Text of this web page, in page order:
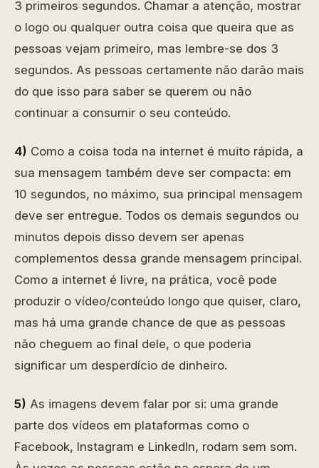
3 primeiros segundos. Chamar a atenção, mostrar
o logo ou qualquer outra coisa que queira que as
pessoas vejam primeiro, mas lembre-se dos 3
segundos. As pessoas certamente não darão mais
do que isso para saber se querem ou não
continuar a consumir o seu conteúdo.
4) Como a coisa toda na internet é muito rápida, a
sua mensagem também deve ser compacta: em
10 segundos, no máximo, sua principal mensagem
deve ser entregue. Todos os demais segundos ou
minutos depois disso devem ser apenas
complementos dessa grande mensagem principal.
Como a internet é livre, na prática, você pode
produzir o vídeo/conteúdo longo que quiser, claro,
mas há uma grande chance de que as pessoas
não cheguem ao final dele, o que poderia
significar um desperdício de dinheiro.
5) As imagens devem falar por si: uma grande
parte dos vídeos em plataformas como o
Facebook, Instagram e LinkedIn, rodam sem som.